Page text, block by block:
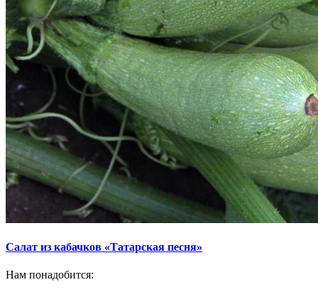
Салат из кабачков «Татарская песня»
Нам понадобится: